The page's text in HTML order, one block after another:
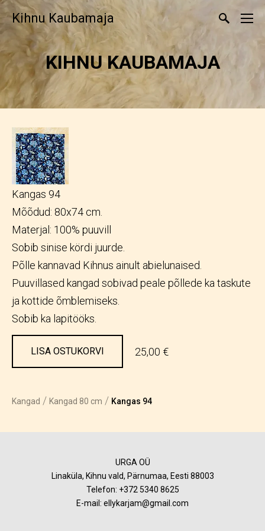
Kihnu Kaubamaja
KIHNU KAUBAMAJA
Kangas 94
Mõõdud: 80x74 cm.
Materjal: 100% puuvill
Sobib sinise kördi juurde.
Põlle kannavad Kihnus ainult abielunaised.
Puuvillased kangad sobivad peale põllede ka taskute
ja kottide õmblemiseks.
Sobib ka lapitööks.
LISA OSTUKORVI 25,00 €
Kangad / Kangad 80 cm / Kangas 94
URGA OÜ
Linaküla, Kihnu vald, Pärnumaa, Eesti 88003
Telefon: +372 5340 8625
E-mail: ellykarjam@gmail.com